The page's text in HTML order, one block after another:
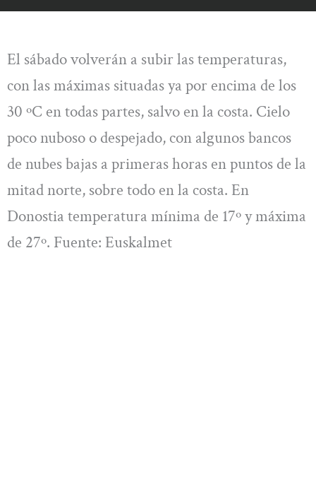
El sábado volverán a subir las temperaturas,
con las máximas situadas ya por encima de los
30 ºC en todas partes, salvo en la costa. Cielo
poco nuboso o despejado, con algunos bancos
de nubes bajas a primeras horas en puntos de la
mitad norte, sobre todo en la costa. En
Donostia temperatura mínima de 17º y máxima
de 27º. Fuente: Euskalmet